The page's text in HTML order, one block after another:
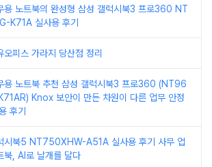
용 노트북의 완성형 삼성 갤럭시북3 프로360 NT
K71A 실사용 후기
오피스 가라지 당산점 정리
용 노트북 추천 삼성 갤럭시북3 프로360 (NT96
Knox 보안이 만든 차원이 다른 업무 안정
후기
시북5 NT750XHW-A51A 실사용 후기 사무 업
북, AI로 날개를 달다